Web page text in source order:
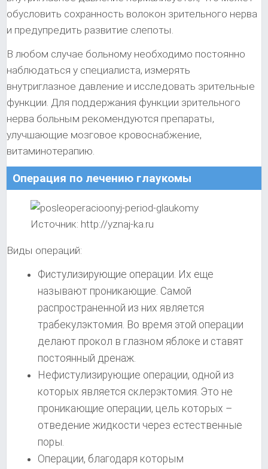
обусловить сохранность волокон зрительного нерва
и предупредить развитие слепоты.
В любом случае больному необходимо постоянно
наблюдаться у специалиста, измерять
внутриглазное давление и исследовать зрительные
функции. Для поддержания функции зрительного
нерва больным рекомендуются препараты,
улучшающие мозговое кровоснабжение,
витаминотерапию.
Операция по лечению глаукомы
Источник: http://yznaj-ka.ru
Виды операций:
Фистулизирующие операции. Их еще
называют проникающие. Самой
распространенной из них является
трабекулэктомия. Во время этой операции
делают прокол в глазном яблоке и ставят
постоянный дренаж.
Нефистулизирующие операции, одной из
которых является склерэктомия. Это не
проникающие операции, цель которых –
отведение жидкости через естественные
поры.
Операции, благодаря которым